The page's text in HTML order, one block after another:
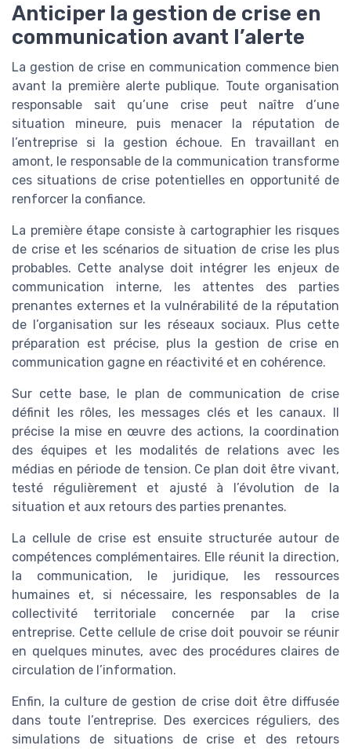
Anticiper la gestion de crise en
communication avant l’alerte
La gestion de crise en communication commence bien
avant la première alerte publique. Toute organisation
responsable sait qu’une crise peut naître d’une
situation mineure, puis menacer la réputation de
l’entreprise si la gestion échoue. En travaillant en
amont, le responsable de la communication transforme
ces situations de crise potentielles en opportunité de
renforcer la confiance.
La première étape consiste à cartographier les risques
de crise et les scénarios de situation de crise les plus
probables. Cette analyse doit intégrer les enjeux de
communication interne, les attentes des parties
prenantes externes et la vulnérabilité de la réputation
de l’organisation sur les réseaux sociaux. Plus cette
préparation est précise, plus la gestion de crise en
communication gagne en réactivité et en cohérence.
Sur cette base, le plan de communication de crise
définit les rôles, les messages clés et les canaux. Il
précise la mise en œuvre des actions, la coordination
des équipes et les modalités de relations avec les
médias en période de tension. Ce plan doit être vivant,
testé régulièrement et ajusté à l’évolution de la
situation et aux retours des parties prenantes.
La cellule de crise est ensuite structurée autour de
compétences complémentaires. Elle réunit la direction,
la communication, le juridique, les ressources
humaines et, si nécessaire, les responsables de la
collectivité territoriale concernée par la crise
entreprise. Cette cellule de crise doit pouvoir se réunir
en quelques minutes, avec des procédures claires de
circulation de l’information.
Enfin, la culture de gestion de crise doit être diffusée
dans toute l’entreprise. Des exercices réguliers, des
simulations de situations de crise et des retours